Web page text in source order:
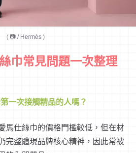
( 📷 / Hermès )
巾常見問題一次整理
一次接觸精品的人嗎？
馬仕絲巾的價格門檻較低，但在材
完整體現品牌核心精神，因此常被